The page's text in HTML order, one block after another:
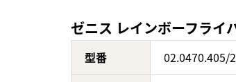
ゼニス レインボーフラ
型番 02.0470.405/